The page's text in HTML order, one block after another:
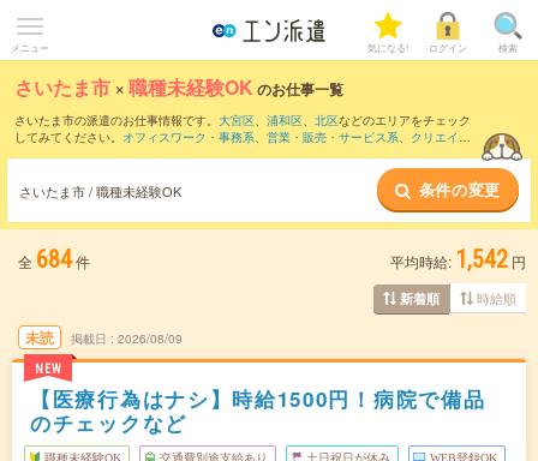
メニュー 気になる! ログイン 検索
さいたま市 ×職種未経験OK のお仕事一覧
さいたま市の派遣のお仕事情報です。 大宮区、 浦和区、 北区などのエリアをチェック
してみてください。 オフィスワーク・事務系、 営業・販売・サービス系、 クリエイテ
などのこだわり条件も取り揃えています。
さいたま市 / 職種未経験OK 条件の変更
全 684件 平均時給: 1,542 円
新着順 時給順
未読
NEW
掲載日 2026/08/09
【医療行為はナシ】時給1500円！病院で備品
のチェックなど
職種未経験OK 交通費別途支給あり 土日祝日が休み WEB登録OK